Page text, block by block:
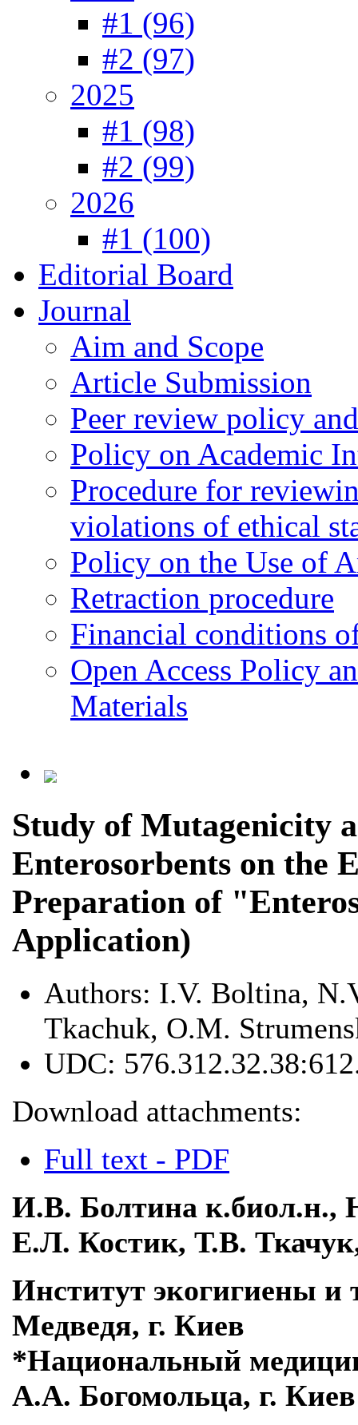
#1 (96)
#2 (97)
2025
#1 (98)
#2 (99)
2026
#1 (100)
Editorial Board
Journal
Aim and Scope
Article Submission
Peer review policy
Policy on Academic
Procedure for
violations of ethical
Policy on the Use of
Retraction procedure
Financial conditions
Open Access Policy
Materials
Study of Mutagenicity
Enterosorbents on the
Preparation of
Application)
Authors: I.V. Boltina,
Tkachuk, O.M.
UDC:
Download attachments:
Full text - PDF
И.В. Болтина к.биол.н.,
Е.Л. Костик, Т.В.
Институт экогигиены
Медведя, г. Киев
*Национальный
А.А. Богомольца, г. Киев